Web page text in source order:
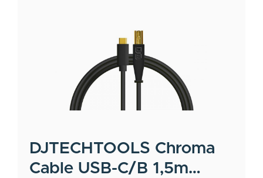
DJTECHTOOLS Chroma
Cable USB-C/B 1,5m